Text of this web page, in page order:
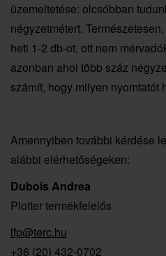
üzemeltetése: olcsóbban
négyzetmétert.
heti 1-2 db-ot, ott nem
azonban ahol több száz
számít, hogy milyen nyomtatót
Amennyiben további kérdése
alábbi elérhetőségeken:
Dubois Andrea
Plotter termékfelelős
lfp@terc.hu
+36 (20) 432-0702